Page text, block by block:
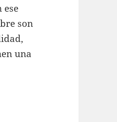
ese
son
una